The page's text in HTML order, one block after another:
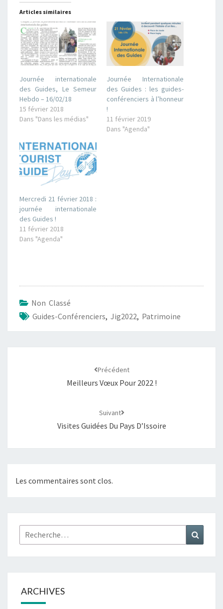
Articles similaires
Journée internationale
des Guides, Le Semeur
Hebdo – 16/02/18
15 février 2018
Dans "Dans les médias"
Journée Internationale
des Guides : les guides-
conférenciers à l’honneur
!
11 février 2019
Dans "Agenda"
Mercredi 21 février 2018 :
journée internationale
des Guides !
11 février 2018
Dans "Agenda"
Non Classé
Guides-Conférenciers, Jig2022, Patrimoine
Précédent
Meilleurs Vœux Pour 2022 !
Suivant
Visites Guidées Du Pays D’Issoire
Les commentaires sont clos.
ARCHIVES